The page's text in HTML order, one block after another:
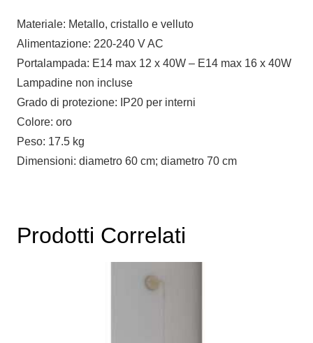
Materiale: Metallo, cristallo e velluto
Alimentazione: 220-240 V AC
Portalampada: E14 max 12 x 40W – E14 max 16 x 40W
Lampadine non incluse
Grado di protezione: IP20 per interni
Colore: oro
Peso: 17.5 kg
Dimensioni: diametro 60 cm; diametro 70 cm
Prodotti Correlati